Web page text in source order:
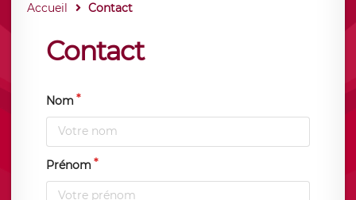
Accueil Contact
Contact
Nom
Prénom